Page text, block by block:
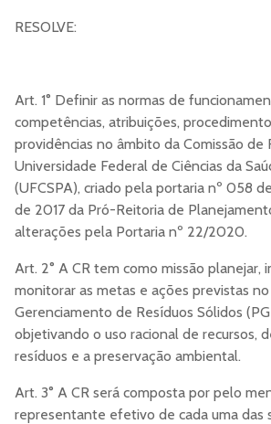
RESOLVE:
Art. 1° Definir as normas de
competências, atribuições,
providências no âmbito da Comissão de
Universidade Federal de Ciências da
(UFCSPA), criado pela portaria nº 058
de 2017 da Pró-Reitoria de
alterações pela Portaria nº 22/2020.
Art. 2° A CR tem como missão planejar,
monitorar as metas e ações previstas
Gerenciamento de Resíduos Sólidos
objetivando o uso racional de recursos,
resíduos e a preservação ambiental.
Art. 3° A CR será composta por pelo
representante efetivo de cada uma das